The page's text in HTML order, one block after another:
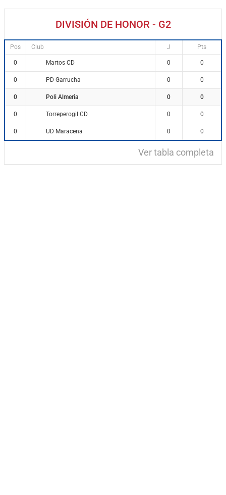
DIVISIÓN DE HONOR - G2
Pos Club J Pts
0 Martos CD 0 0
0 PD Garrucha 0 0
0 Poli Almeria 0 0
0 Torreperogil CD 0 0
0 UD Maracena 0 0
Ver tabla completa